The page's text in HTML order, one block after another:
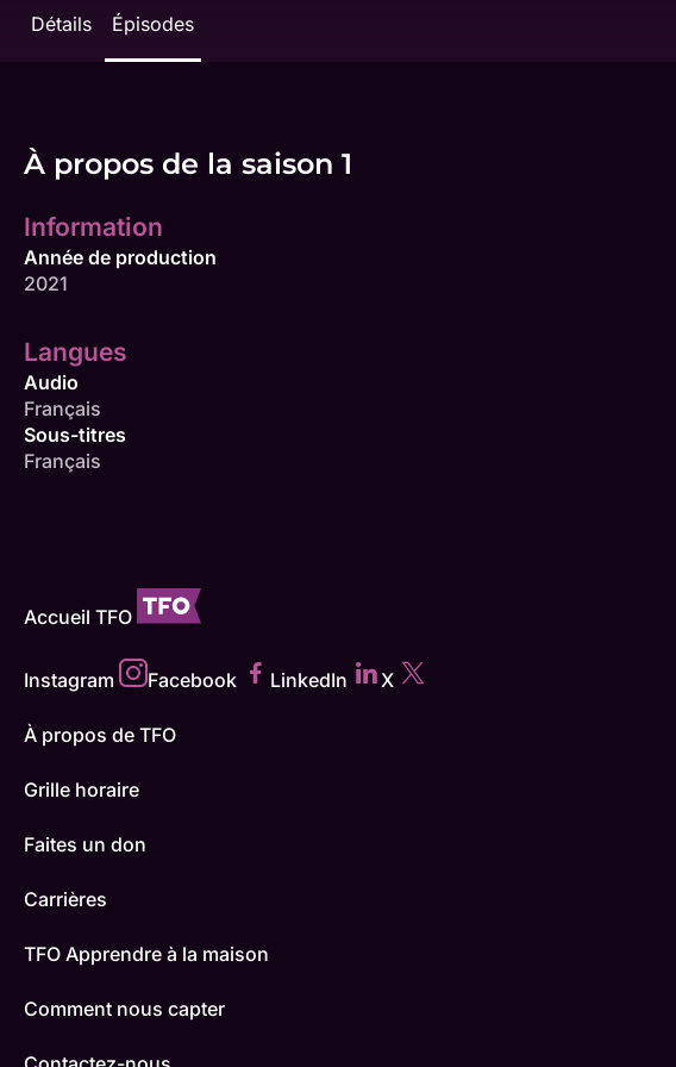
Détails Épisodes
À propos de la saison 1
Information
Année de production
2021
Langues
Audio
Français
Sous-titres
Français
Accueil TFO
Instagram Facebook LinkedIn X
À propos de TFO
Grille horaire
Faites un don
Carrières
TFO Apprendre à la maison
Comment nous capter